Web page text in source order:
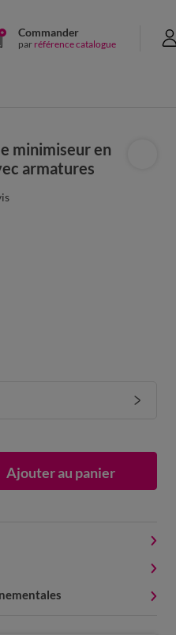
Commander
par référence catalogue
minimiseur en
armatures
Ajouter au panier